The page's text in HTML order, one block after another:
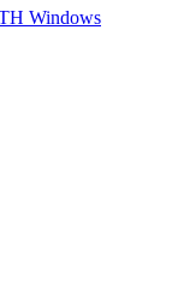
Windows